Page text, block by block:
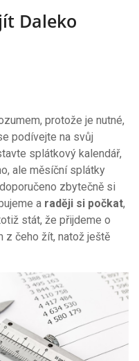
Daleko
protože je nutné,
podívejte na svůj
splátkový kalendář,
ale měsíční splátky
zbytečně si
a raději si počkat,
stát, že přijdeme o
z čeho žít, natož ještě